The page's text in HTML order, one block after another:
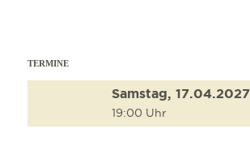
TERMINE
Samstag, 17.04.2027
19:00 Uhr